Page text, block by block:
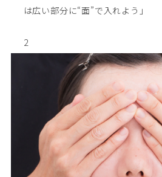
は広い部分に“面”で入れよう」
2